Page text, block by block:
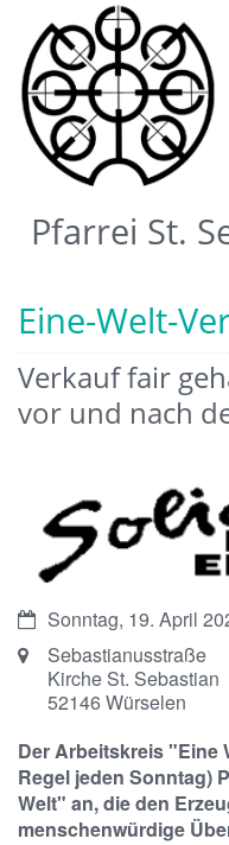
Pfarrei St.
Eine-Welt-
Verkauf fair
vor und nach
Datum:Sonntag, 19. April
Ort: Sebastianusstraße
Kirche St. Sebastian
52146Würselen
Der Arbeitskreis "Eine
Regel jeden Sonntag)
Welt" an, die den
menschenwürdige